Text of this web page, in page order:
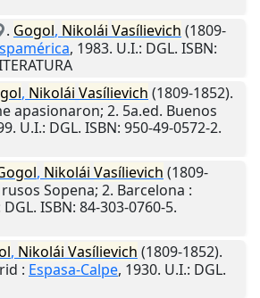
. Gogol, Nikolái Vasílievich (1809-
, 1983. U.I.: DGL. ISBN:
, Nikolái Vasílievich (1809-1852).
apasionaron; 2. 5a.ed. Buenos
. U.I.: DGL. ISBN: 950-49-0572-2.
, Nikolái Vasílievich (1809-
Sopena; 2. Barcelona :
DGL. ISBN: 84-303-0760-5.
, Nikolái Vasílievich (1809-1852).
: Espasa-Calpe, 1930. U.I.: DGL.